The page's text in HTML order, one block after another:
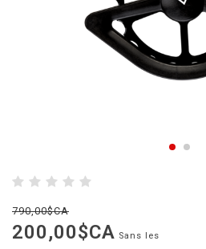
790,00$CA
200,00$CA Sans les